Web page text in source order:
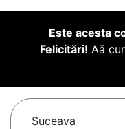
Este acesta
Felicitări! Aă
Suceava